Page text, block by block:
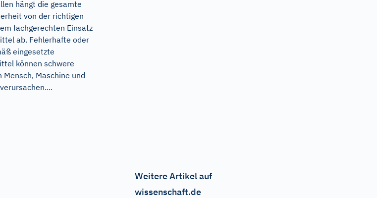
hängt die gesamte
von der richtigen
fachgerechten Einsatz
ab. Fehlerhafte oder
eingesetzte
können schwere
Mensch, Maschine und
Weitere Artikel auf
wissenschaft.de